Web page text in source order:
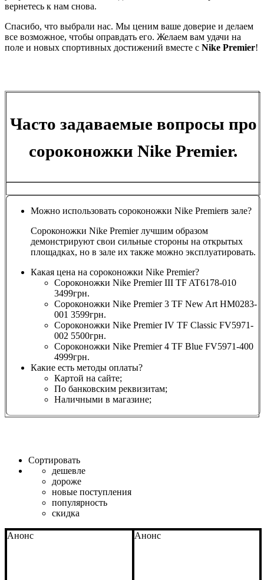
вернетесь к нам снова.
Спасибо, что выбрали нас. Мы ценим ваше доверие и делаем
все возможное, чтобы оправдать его. Желаем вам удачи на
поле и новых спортивных достижений вместе с Nike Premier!
Часто задаваемые вопросы про
сороконожки Nike Premier.
Можно использовать сороконожки Nike Premierв зале?
Сороконожки Nike Premier лучшим образом
демонстрируют свои сильные стороны на открытых
площадках, но в зале их также можно эксплуатировать.
Какая цена на сороконожки Nike Premier?
Сороконожки Nike Premier III TF AT6178-010
3499грн.
Сороконожки Nike Premier 3 TF New Art HM0283-
001 3599грн.
Сороконожки Nike Premier IV TF Classic FV5971-
002 5500грн.
Сороконожки Nike Premier 4 TF Blue FV5971-400
4999грн.
Какие есть методы оплаты?
Картой на сайте;
По банковским реквизитам;
Наличными в магазине;
Сортировать
дешевле
дороже
новые поступления
популярность
скидка
Анонс Анонс